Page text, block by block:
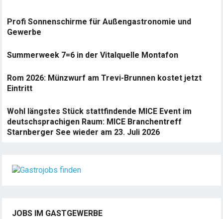
Profi Sonnenschirme für Außengastronomie und
Gewerbe
Summerweek 7=6 in der Vitalquelle Montafon
Rom 2026: Münzwurf am Trevi-Brunnen kostet jetzt
Eintritt
Wohl längstes Stück stattfindende MICE Event im
deutschsprachigen Raum: MICE Branchentreff
Starnberger See wieder am 23. Juli 2026
JOBS IM GASTGEWERBE